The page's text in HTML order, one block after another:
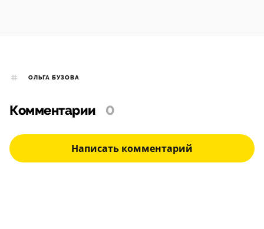
ОЛЬГА БУЗОВА
Комментарии 0
Написать комментарий